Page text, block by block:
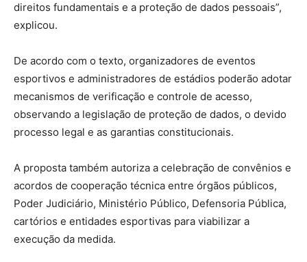
direitos fundamentais e a proteção de dados pessoais”,
explicou.
De acordo com o texto, organizadores de eventos
esportivos e administradores de estádios poderão adotar
mecanismos de verificação e controle de acesso,
observando a legislação de proteção de dados, o devido
processo legal e as garantias constitucionais.
A proposta também autoriza a celebração de convênios e
acordos de cooperação técnica entre órgãos públicos,
Poder Judiciário, Ministério Público, Defensoria Pública,
cartórios e entidades esportivas para viabilizar a
execução da medida.